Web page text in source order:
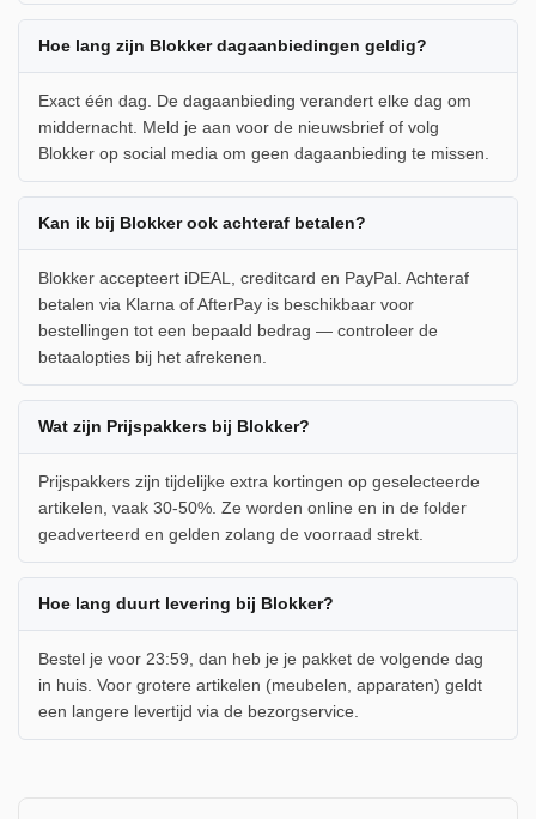
Hoe lang zijn Blokker dagaanbiedingen geldig?
Exact één dag. De dagaanbieding verandert elke dag om
middernacht. Meld je aan voor de nieuwsbrief of volg
Blokker op social media om geen dagaanbieding te missen.
Kan ik bij Blokker ook achteraf betalen?
Blokker accepteert iDEAL, creditcard en PayPal. Achteraf
betalen via Klarna of AfterPay is beschikbaar voor
bestellingen tot een bepaald bedrag — controleer de
betaalopties bij het afrekenen.
Wat zijn Prijspakkers bij Blokker?
Prijspakkers zijn tijdelijke extra kortingen op geselecteerde
artikelen, vaak 30-50%. Ze worden online en in de folder
geadverteerd en gelden zolang de voorraad strekt.
Hoe lang duurt levering bij Blokker?
Bestel je voor 23:59, dan heb je je pakket de volgende dag
in huis. Voor grotere artikelen (meubelen, apparaten) geldt
een langere levertijd via de bezorgservice.